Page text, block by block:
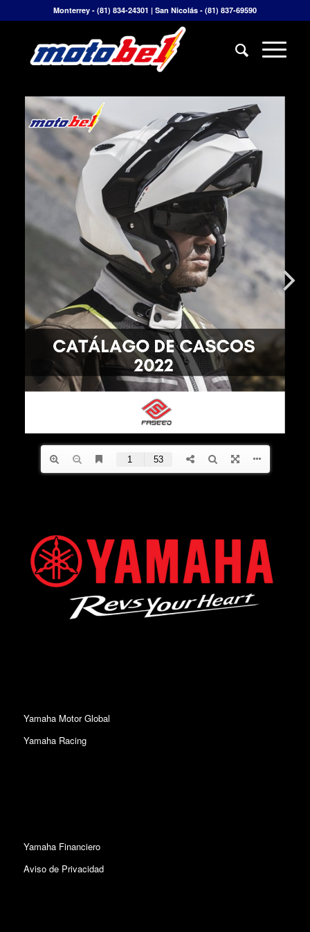
Monterrey - (81) 834-24301 | San Nicolás - (81) 837-69590
Yamaha Motor Global
Yamaha Racing
Yamaha Financiero
Aviso de Privacidad